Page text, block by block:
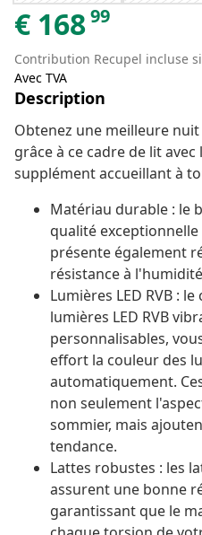
€ 16899
Contribution Recupel incluse
Avec TVA
Description
Obtenez une meilleure
grâce à ce cadre de lit
supplément accueillant à
Matériau durable : le
qualité
présente également
résistance à
Lumières LED RVB :
lumières LED RVB
personnalisables,
effort la couleur des
automatiquement.
non seulement
sommier, mais
tendance.
Lattes robustes : les
assurent une bonne
garantissant que le